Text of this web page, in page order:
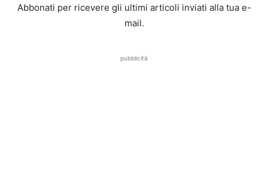
Abbonati per ricevere gli ultimi articoli inviati alla tua e-
mail.
pubblicità